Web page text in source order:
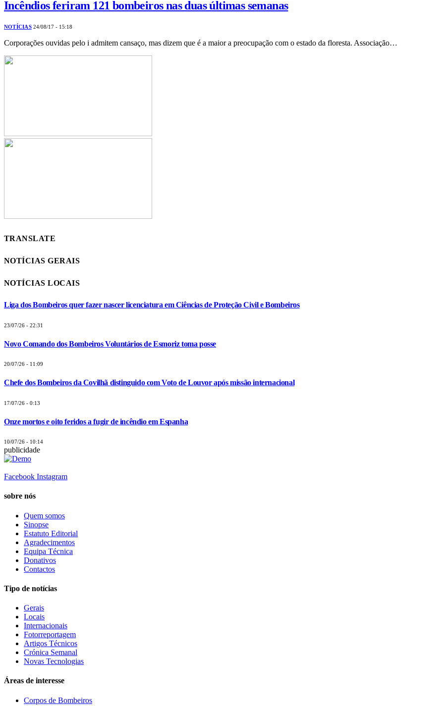
Incêndios feriram 121 bombeiros nas duas últimas semanas
NOTÍCIAS 24/08/17 - 15:18
Corporações ouvidas pelo i admitem cansaço, mas dizem que é a maior a preocupação com o estado da floresta. Associação…
TRANSLATE
NOTÍCIAS GERAIS
NOTÍCIAS LOCAIS
Liga dos Bombeiros quer fazer nascer licenciatura em Ciências de Proteção Civil e Bombeiros
23/07/26 - 22:31
Novo Comando dos Bombeiros Voluntários de Esmoriz toma posse
20/07/26 - 11:09
Chefe dos Bombeiros da Covilhã distinguido com Voto de Louvor após missão internacional
17/07/26 - 0:13
Onze mortos e oito feridos a fugir de incêndio em Espanha
10/07/26 - 10:14
publicidade
Facebook Instagram
sobre nós
Quem somos
Sinopse
Estatuto Editorial
Agradecimentos
Equipa Técnica
Donativos
Contactos
Tipo de notícias
Gerais
Locais
Internacionais
Fotorreportagem
Artigos Técnicos
Crónica Semanal
Novas Tecnologias
Áreas de interesse
Corpos de Bombeiros